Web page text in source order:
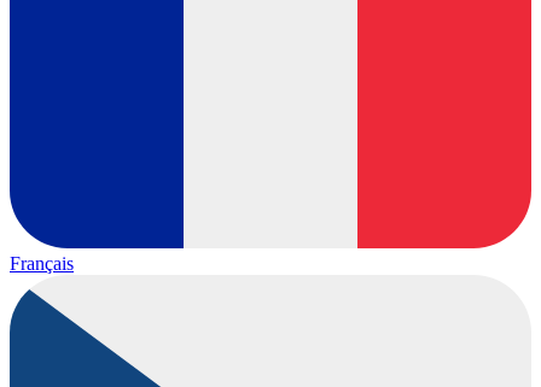
Français